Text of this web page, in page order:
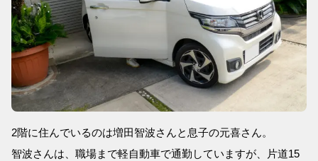
2階に住んでいるのは増田智波さんと息子の元喜さん。
智波さんは、職場まで軽自動車で通勤していますが、片道15